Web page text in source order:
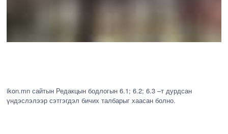
ikon.mn сайтын Редакцын бодлогын 6.1; 6.2; 6.3 –т дурдсан
үндэслэлээр сэтгэгдэл бичих талбарыг хаасан болно.